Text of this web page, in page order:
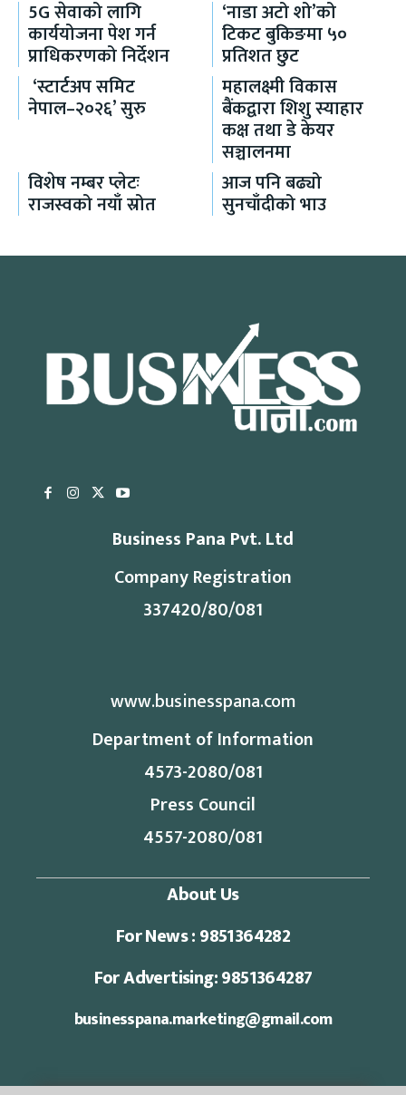
5G सेवाको लागि
कार्ययोजना पेश गर्न
प्राधिकरणको निर्देशन
‘नाडा अटो शो’को
टिकट बुकिङमा ५०
प्रतिशत छुट
‘स्टार्टअप समिट
नेपाल–२०२६’ सुरु
महालक्ष्मी विकास
बैंकद्वारा शिशु स्याहार
कक्ष तथा डे केयर
सञ्चालनमा
विशेष नम्बर प्लेटः
राजस्वको नयाँ स्रोत
आज पनि बढ्यो
सुनचाँदीको भाउ
Business Pana Pvt. Ltd
Company Registration
337420/80/081
www.businesspana.com
Department of Information
4573-2080/081
Press Council
4557-2080/081
About Us
For News : 9851364282
For Advertising: 9851364287
businesspana.marketing@gmail.com